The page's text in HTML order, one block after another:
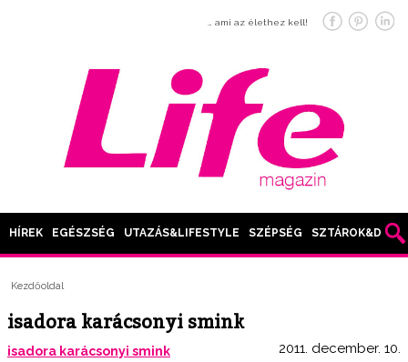
… ami az élethez kell!
HÍREK EGÉSZSÉG UTAZÁS&LIFESTYLE SZÉPSÉG SZTÁROK&DIVAT
Kezdőoldal
isadora karácsonyi smink
2011. december. 10.
isadora karácsonyi smink